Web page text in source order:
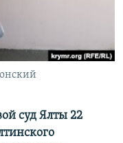
суд Ялты 22